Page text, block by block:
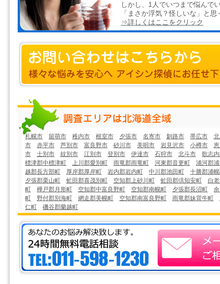
しかし、1人でいつまで悩んで
「まさか浮気？怪しいな」と
⇒詳しくはここをクリック
札幌市 留萌市 稚内市 根室市 夕張市 名寄市 釧路市 帯広市
市
赤平市 芦別市 富良野市 砂川市 美唄市 岩見沢市 小樽市
市
士別市 紋別市 江別市 登別市 伊達市 石狩市 北斗市
歌志
標津郡中標津町
上川郡愛別町 雨竜郡雨竜町 河東郡音更町
浦河郡
越郡長方部町
厚岸郡厚岸町 岩内郡岩内町 中川郡池田町
十勝郡浦
夕張郡栗山町
虻田郡喜茂別町 空知郡上砂川町 虻田郡倶知安町
白
町
樺戸郡月形町 空知郡中富良野町 空知郡南幌町 夕張郡長沼町
町
野付郡別海町 網走郡美幌町 空知郡南富良野町 雨竜郡妹背牛町
仁町
磯谷郡蘭越町